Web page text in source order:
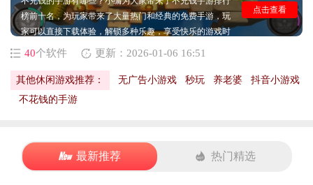
榜前十名，为玩家带来了大量热门和经典的免费手游，玩
家可以直接下载体验，解锁多种乐趣，享受快乐的游戏时
点击查看
40个软件 更新：2026-01-06 16:51
其他休闲游戏推荐： 无广告小游戏 秒玩 养老婆
抖音小游戏
不花钱的手游
最新推荐 热门精选